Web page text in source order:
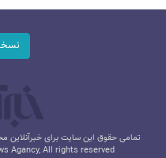
تمامی حقوق این سایت برای خبرآنلاین
Agancy, All rights reserved